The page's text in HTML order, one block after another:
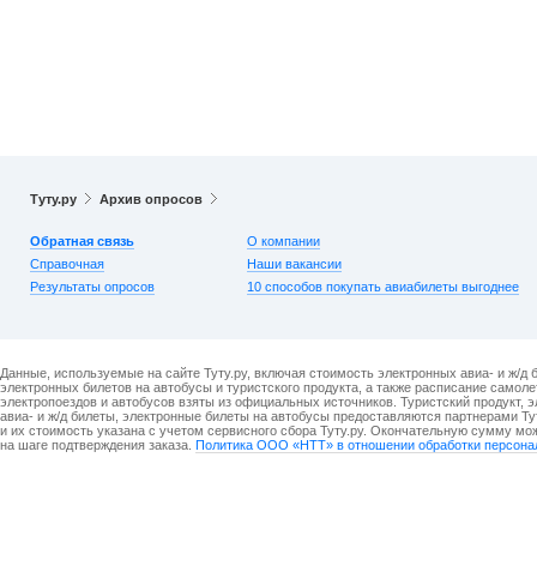
Туту.ру Архив опросов
Обратная связь
Справочная
Результаты опросов
О компании
Наши вакансии
10 способов покупать авиабилеты выгоднее
Данные, используемые на сайте Туту.ру, включая стоимость электронных авиа- и ж/д
электронных билетов на автобусы и туристского продукта, а также расписание
электропоездов и автобусов взяты из официальных источников. Туристский продукт,
авиа- и ж/д билеты, электронные билеты на автобусы предоставляются партнерами
и их стоимость указана с учетом сервисного сбора Туту.ру. Окончательную сумму
на шаге подтверждения заказа. Политика ООО «НТТ» в отношении обработки